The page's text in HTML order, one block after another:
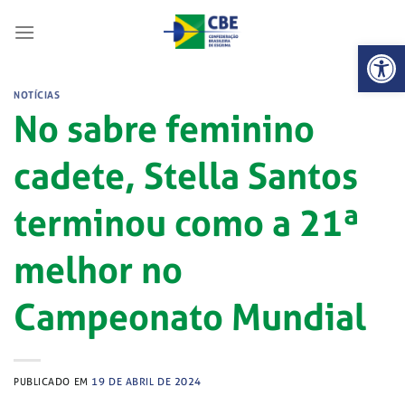
Abrir
NOTÍCIAS
No sabre feminino
cadete, Stella Santos
terminou como a 21ª
melhor no
Campeonato Mundial
PUBLICADO EM 19 DE ABRIL DE 2024